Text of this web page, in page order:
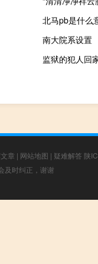
北马pb是什么
南大院系设置
监狱的犯人回
章 | 网站地图 | 疑难解答 陕
及时纠正，谢谢